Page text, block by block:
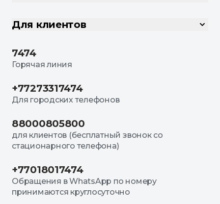
Для клиентов
7474
Горячая линия
+77273317474
Для городских телефонов
88000805800
для клиентов (бесплатный звонок со
стационарного телефона)
+77018017474
Обращения в WhatsApp по номеру
принимаются круглосуточно